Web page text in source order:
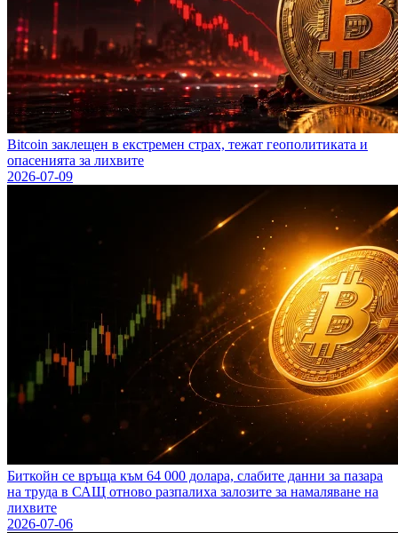
Bitcoin заклещен в екстремен страх, тежат геополитиката и
опасенията за лихвите
2026-07-09
Биткойн се връща към 64 000 долара, слабите данни за пазара
на труда в САЩ отново разпалиха залозите за намаляване на
лихвите
2026-07-06